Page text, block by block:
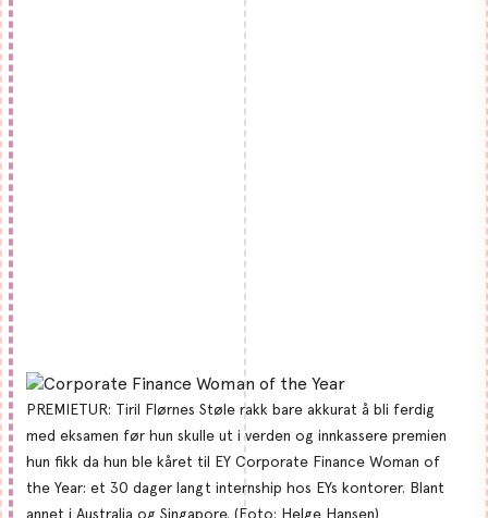
PREMIETUR: Tiril Flørnes Støle rakk bare akkurat å bli ferdig
med eksamen før hun skulle ut i verden og innkassere premien
hun fikk da hun ble kåret til EY Corporate Finance Woman of
the Year: et 30 dager langt internship hos EYs kontorer. Blant
annet i Australia og Singapore. (Foto: Helge Hansen)